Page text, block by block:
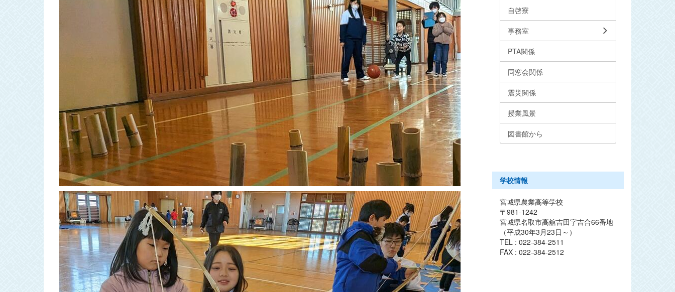
自啓寮
事務室
PTA関係
同窓会関係
震災関係
授業風景
図書館から
学校情報
宮城県農業高等学校
〒981-1242
宮城県名取市高舘吉田字吉合66番地
（平成30年3月23日～）
TEL : 022-384-2511
FAX : 022-384-2512